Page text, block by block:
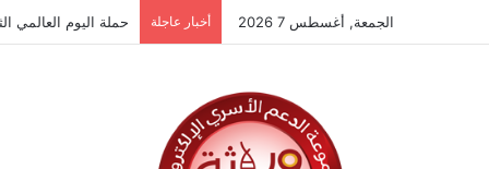
الجمعة, أغسطس 7 2026 أخبار عاجلة حملة اليوم العالمي